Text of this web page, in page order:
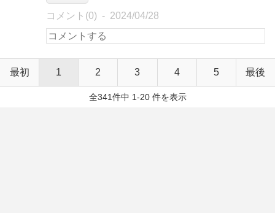
コメント(0) 2024/04/28
最初 1 2 3 4 5 最後
全341件中 1-20 件を表示